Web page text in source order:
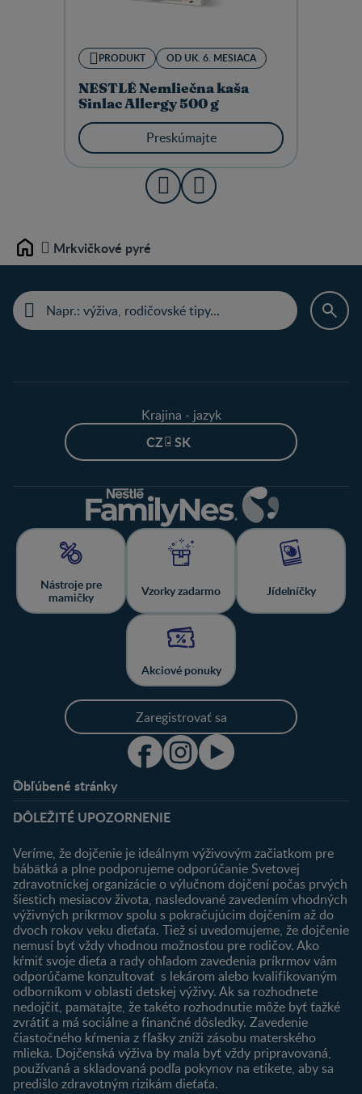
PRODUKT OD UK. 6. MESIACA
NESTLÉ Nemliečna kaša
Sinlac Allergy 500 g
Preskúmajte
Home Mrkvičkové pyré
Krajina - jazyk
CZ - SK
Nástroje pre
mamičky
Vzorky zadarmo Jídelníčky
Akciové ponuky
Zaregistrovať sa
Obľúbené stránky
Výhody členstva
Môj účet
Registrácia
Newsletter
Prihlásenie
Produkty
Nájsť produkt
DÔLEŽITÉ UPOZORNENIE
Veríme, že dojčenie je ideálnym výživovým začiatkom pre
bábätká a plne podporujeme odporúčanie Svetovej
zdravotníckej organizácie o výlučnom dojčení počas prvých
šiestich mesiacov života, nasledované zavedením vhodných
výživných príkrmov spolu s pokračujúcim dojčením až do
dvoch rokov veku dieťaťa. Tiež si uvedomujeme, že dojčenie
nemusí byť vždy vhodnou možnosťou pre rodičov. Ako
kŕmiť svoje dieťa a rady ohľadom zavedenia príkrmov vám
odporúčame konzultovať s lekárom alebo kvalifikovaným
odborníkom v oblasti detskej výživy. Ak sa rozhodnete
nedojčiť, pamätajte, že takéto rozhodnutie môže byť ťažké
zvrátiť a má sociálne a finančné dôsledky. Zavedenie
čiastočného kŕmenia z fľašky zníži zásobu materského
mlieka. Dojčenská výživa by mala byť vždy pripravovaná,
používaná a skladovaná podľa pokynov na etikete, aby sa
predišlo zdravotným rizikám dieťaťa.